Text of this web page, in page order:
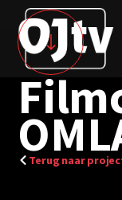
Terug naar